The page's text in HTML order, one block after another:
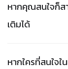
หากคุณสนใจก็ส
เติมได้
หากใครที่สนใจใ